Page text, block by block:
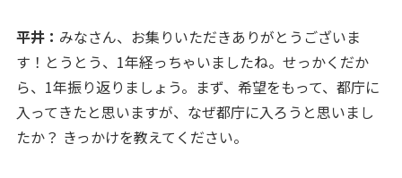
平井： みなさん、お集りいただきありがとうございま
す！とうとう、1年経っちゃいましたね。せっかくだか
ら、1年振り返りましょう。まず、希望をもって、都庁に
入ってきたと思いますが、なぜ都庁に入ろうと思いまし
たか？ きっかけを教えてください。